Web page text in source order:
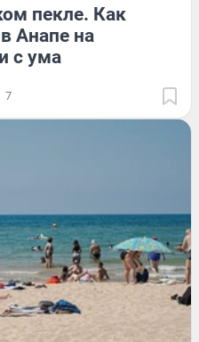
пекле. Как
Анапе на
с ума
7